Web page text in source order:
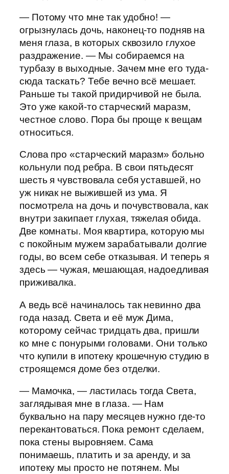
— Потому что мне так удобно! —
огрызнулась дочь, наконец-то подняв на
меня глаза, в которых сквозило глухое
раздражение. — Мы собираемся на
турбазу в выходные. Зачем мне его туда-
сюда таскать? Тебе вечно всё мешает.
Раньше ты такой придирчивой не была.
Это уже какой-то старческий маразм,
честное слово. Пора бы проще к вещам
относиться.
Слова про «старческий маразм» больно
кольнули под ребра. В свои пятьдесят
шесть я чувствовала себя уставшей, но
уж никак не выжившей из ума. Я
посмотрела на дочь и почувствовала, как
внутри закипает глухая, тяжелая обида.
Две комнаты. Моя квартира, которую мы
с покойным мужем зарабатывали долгие
годы, во всем себе отказывая. И теперь я
здесь — чужая, мешающая, надоедливая
приживалка.
А ведь всё начиналось так невинно два
года назад. Света и её муж Дима,
которому сейчас тридцать два, пришли
ко мне с понурыми головами. Они только
что купили в ипотеку крошечную студию в
строящемся доме без отделки.
— Мамочка, — ластилась тогда Света,
заглядывая мне в глаза. — Нам
буквально на пару месяцев нужно где-то
перекантоваться. Пока ремонт сделаем,
пока стены выровняем. Сама
понимаешь, платить и за аренду, и за
ипотеку мы просто не потянем. Мы